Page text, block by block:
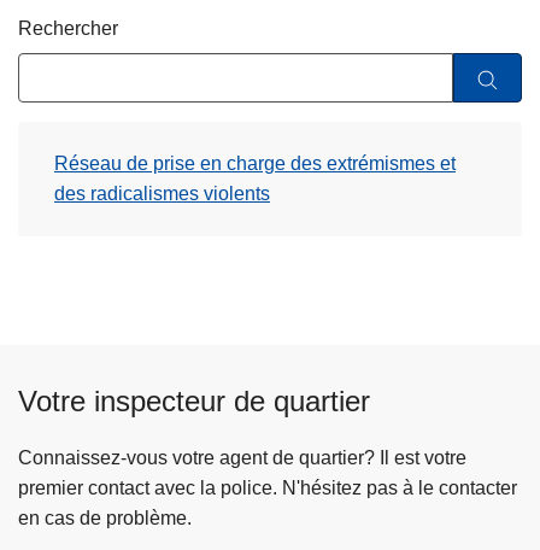
Rechercher
Réseau de prise en charge des extrémismes et
des radicalismes violents
Votre inspecteur de quartier
Connaissez-vous votre agent de quartier? Il est votre
premier contact avec la police. N'hésitez pas à le contacter
en cas de problème.